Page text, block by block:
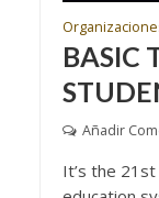
BASIC
Añadir
It’s the